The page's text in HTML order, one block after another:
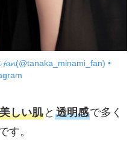
•
しい肌と 透明感で多く
す。